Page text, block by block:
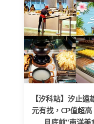
【汐科站】汐止
元有找，CP值超
月底前"南洋美